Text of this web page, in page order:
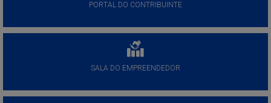
PORTAL DO CONTRIBUINTE
SALA DO EMPREENDEDOR